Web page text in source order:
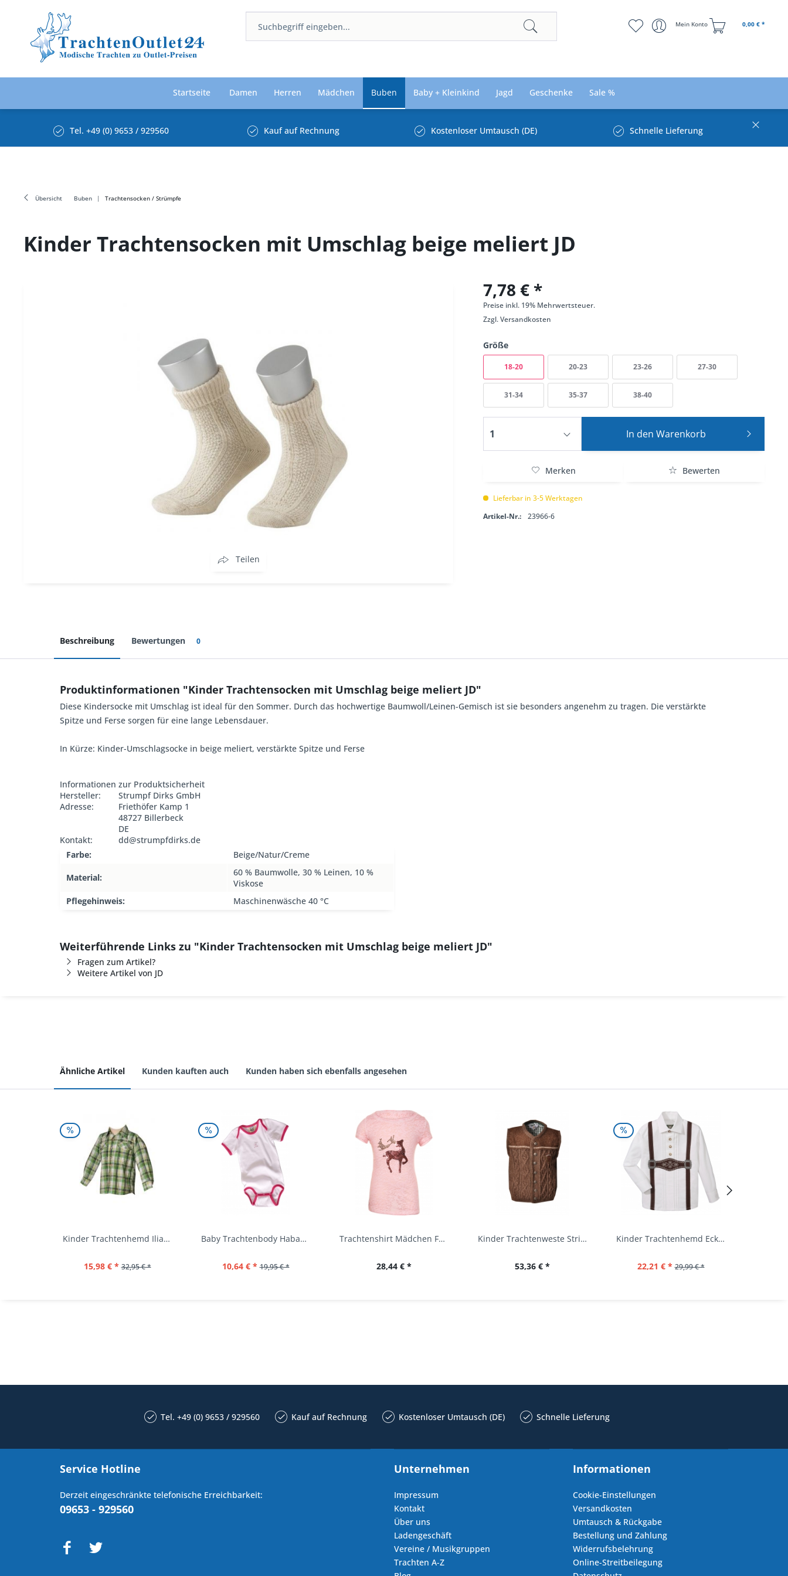
Mein Konto 0,00 € *
Startseite Damen Herren Mädchen Buben Baby + Kleinkind Jagd Geschenke Sale %
Tel. +49 (0) 9653 / 929560 Kauf auf Rechnung Kostenloser Umtausch (DE) Schnelle Lieferung
Übersicht Buben Trachtensocken / Strümpfe
Kinder Trachtensocken mit Umschlag beige meliert JD
Teilen
7,78 € *
Preise inkl. 19% Mehrwertsteuer.
Zzgl.Versandkosten
Größe
18-20 20-23 23-26 27-30
31-34 35-37 38-40
In den Warenkorb
Merken Bewerten
Lieferbar in 3-5 Werktagen
Artikel-Nr.:
23966-6
Beschreibung Bewertungen 0
Produktinformationen "Kinder Trachtensocken mit Umschlag beige meliert JD"
Diese Kindersocke mit Umschlag ist ideal für den Sommer. Durch das hochwertige Baumwoll/Leinen-Gemisch ist sie besonders angenehm zu tragen. Die verstärkte
Spitze und Ferse sorgen für eine lange Lebensdauer.
In Kürze: Kinder-Umschlagsocke in beige meliert, verstärkte Spitze und Ferse
Informationen zur Produktsicherheit
Hersteller:
Strumpf Dirks GmbH
Adresse:
Friethöfer Kamp 1
48727 Billerbeck
DE
Kontakt:
dd@strumpfdirks.de
Farbe:
Beige/Natur/Creme
Material:
60 % Baumwolle, 30 % Leinen, 10 %
Viskose
Pflegehinweis:
Maschinenwäsche 40 °C
Weiterführende Links zu "Kinder Trachtensocken mit Umschlag beige meliert JD"
Fragen zum Artikel?
Weitere Artikel von JD
Ähnliche Artikel Kunden kauften auch Kunden haben sich ebenfalls angesehen
Kinder Trachtenhemd Ilias giftgrün langarm...
15,98 € * 32,95 € *
Baby Trachtenbody Habach weiß/pink Isar Trachten
10,64 € * 19,95 € *
Trachtenshirt Mädchen Feli Kids rosa orchidee...
28,44 € *
Kinder Trachtenweste Strickweste Schirmitz...
53,36 € *
Kinder Trachtenhemd Eckersdorf weiß lang...
22,21 € * 29,99 € *
Tel. +49 (0) 9653 / 929560 Kauf auf Rechnung Kostenloser Umtausch (DE) Schnelle Lieferung
Service Hotline
Derzeit eingeschränkte telefonische Erreichbarkeit:
09653 - 929560
Unternehmen
Impressum
Kontakt
Über uns
Ladengeschäft
Vereine / Musikgruppen
Trachten A-Z
Informationen
Cookie-Einstellungen
Versandkosten
Umtausch & Rückgabe
Bestellung und Zahlung
Widerrufsbelehrung
Online-Streitbeilegung